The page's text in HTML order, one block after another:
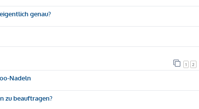
genau?
1 2
Nadeln
zu beauftragen?